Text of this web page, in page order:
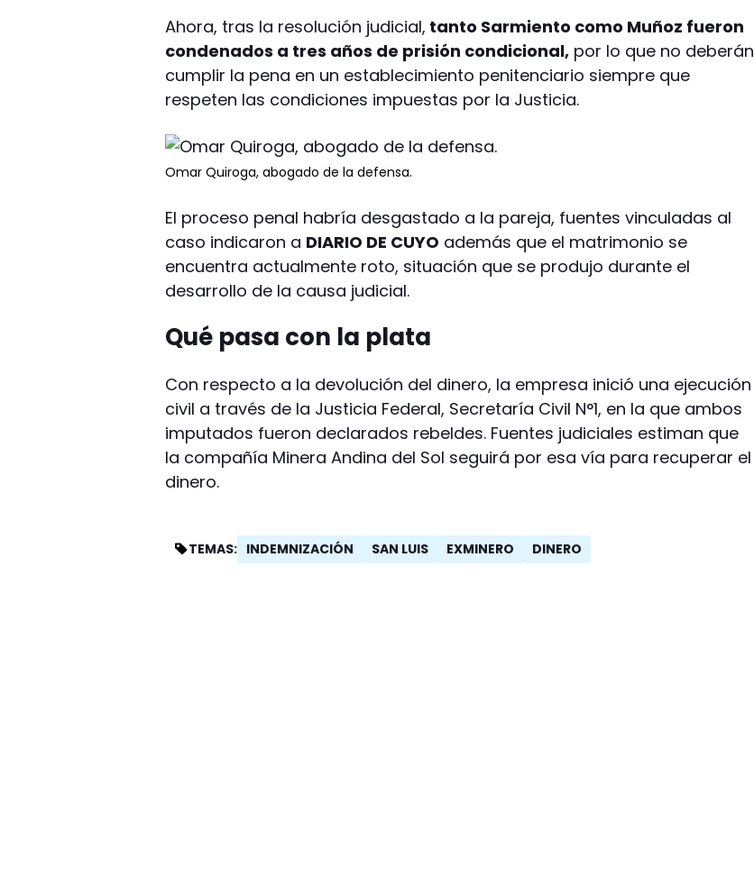
Ahora, tras la resolución judicial, tanto Sarmiento como Muñoz fueron
condenados a tres años de prisión condicional, por lo que no deberán
cumplir la pena en un establecimiento penitenciario siempre que
respeten las condiciones impuestas por la Justicia.
Omar Quiroga, abogado de la defensa.
El proceso penal habría desgastado a la pareja, fuentes vinculadas al
caso indicaron a DIARIO DE CUYO además que el matrimonio se
encuentra actualmente roto, situación que se produjo durante el
desarrollo de la causa judicial.
Qué pasa con la plata
Con respecto a la devolución del dinero, la empresa inició una ejecución
civil a través de la Justicia Federal, Secretaría Civil N°1, en la que ambos
imputados fueron declarados rebeldes. Fuentes judiciales estiman que
la compañía Minera Andina del Sol seguirá por esa vía para recuperar el
dinero.
TEMAS: INDEMNIZACIÓN SAN LUIS EXMINERO DINERO